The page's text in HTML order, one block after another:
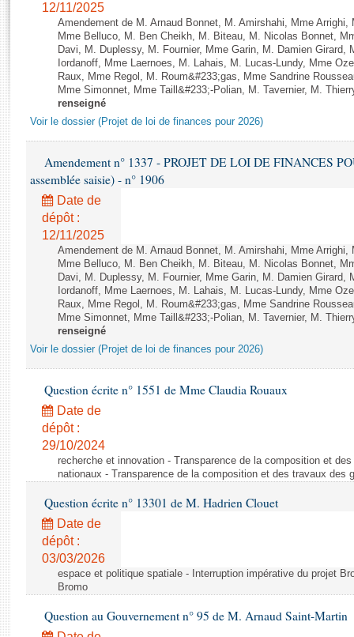
Rapports d'information
Rapports d'enquête
Rapports législatifs
Rapports sur l'application des lois
Baromètre de l’application des lois
Dossiers législatifs
Budget et sécurité sociale
Questions écrites et orales
Comptes rendus des débats
Anciennes législatures
Liens vers les sites publics
12/11/2025
Amendement de M. Arnaud Bonnet, M. Amirshahi, Mme
Mme Belluco, M. Ben Cheikh, M. Biteau, M. Nicolas Bonnet,
Davi, M. Duplessy, M. Fournier, Mme Garin, M. Damien Girard,
Iordanoff, Mme Laernoes, M. Lahais, M. Lucas-Lundy, Mme
Raux, Mme Regol, M. Roum&#233;gas, Mme Sandrine
Mme Simonnet, Mme Taill&#233;-Polian, M. Tavernier, M.
renseigné
Voir le dossier (Projet de loi de finances pour 2026)
Amendement n° 1337 - PROJET DE LOI DE FINANCES
assemblée saisie) - n° 1906
Date de
dépôt :
12/11/2025
Amendement de M. Arnaud Bonnet, M. Amirshahi, Mme
Mme Belluco, M. Ben Cheikh, M. Biteau, M. Nicolas Bonnet,
Davi, M. Duplessy, M. Fournier, Mme Garin, M. Damien Girard,
Iordanoff, Mme Laernoes, M. Lahais, M. Lucas-Lundy, Mme
Raux, Mme Regol, M. Roum&#233;gas, Mme Sandrine
Mme Simonnet, Mme Taill&#233;-Polian, M. Tavernier, M.
renseigné
Voir le dossier (Projet de loi de finances pour 2026)
Question écrite n° 1551 de Mme Claudia Rouaux
Date de
dépôt :
29/10/2024
recherche et innovation - Transparence de la composition et
nationaux - Transparence de la composition et des travaux des
Question écrite n° 13301 de M. Hadrien Clouet
Date de
dépôt :
03/03/2026
espace et politique spatiale - Interruption impérative du projet
Bromo
Question au Gouvernement n° 95 de M. Arnaud Saint-Martin